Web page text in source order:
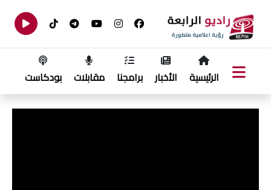
الرئيسية الأخبار برامجنا مقابلات بودكاست